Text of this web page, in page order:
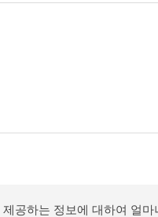
공하는 정보에 대하여 얼마